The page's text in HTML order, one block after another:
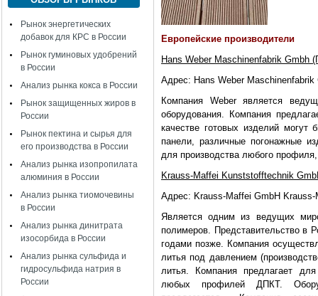
Рынок энергетических
добавок для КРС в России
Рынок гуминовых удобрений
в России
Анализ рынка кокса в России
Рынок защищенных жиров в
России
Рынок пектина и сырья для
его производства в России
Анализ рынка изопропилата
алюминия в России
Анализ рынка тиомочевины
в России
Анализ рынка динитрата
изосорбида в России
Анализ рынка сульфида и
гидросульфида натрия в
России
Европейские производители
Hans Weber Maschinenfabrik Gmbh
Адрес: Hans Weber
Компания Weber является
оборудования. Компания
качестве готовых изделий
панели, различные погонажные
для производства любого
Krauss-Maffei Kunststofftechnik
Адрес: Krauss-Maffei GmbH
Является одним из ведущих
полимеров. Представительство в
годами позже. Компания
литья под давлением
литья. Компания предлагает
любых профилей ДПКТ.